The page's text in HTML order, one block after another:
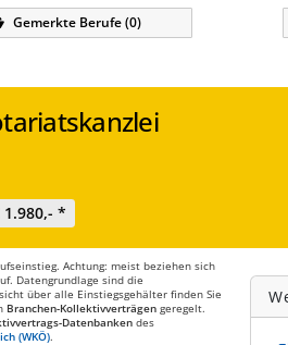
Gemerkte Berufe(0)
*
Achtung: meist beziehen sich
Datengrundlage sind die
über alle Einstiegsgehälter finden Sie
Branchen-Kollektivverträgen geregelt.
Datenbanken des
(WKÖ).